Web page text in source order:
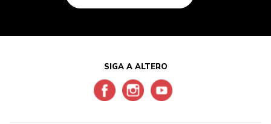
SIGA A ALTERO